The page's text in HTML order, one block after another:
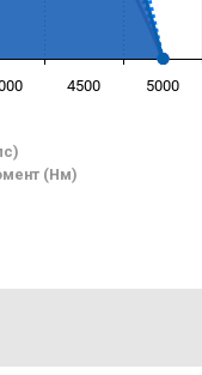
(Нм)
4500 5000